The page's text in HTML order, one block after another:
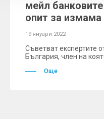
мейл
опит за измама
19 януари 2022
Съветват експертите
България, член на
Още